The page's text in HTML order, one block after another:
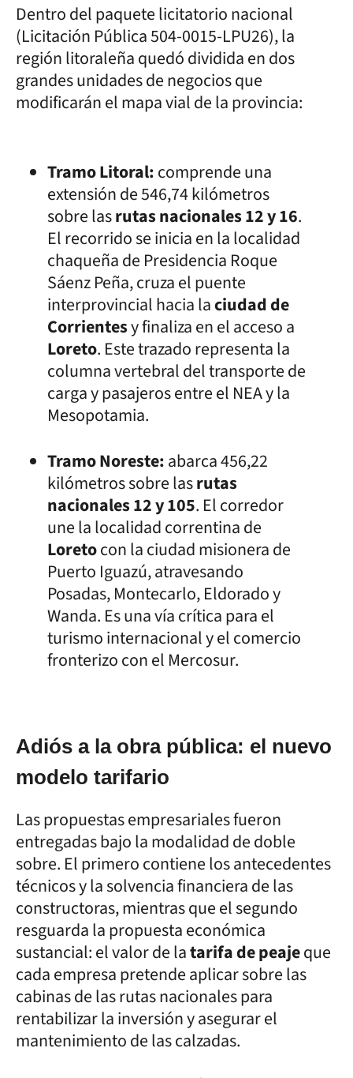
Dentro del paquete licitatorio nacional
(Licitación Pública 504-0015-LPU26), la
región litoraleña quedó dividida en dos
grandes unidades de negocios que
modificarán el mapa vial de la provincia:
Tramo Litoral:comprende una
extensión de 546,74 kilómetros
sobre lasrutas nacionales 12 y 16.
El recorrido se inicia en la localidad
chaqueña de Presidencia Roque
Sáenz Peña, cruza el puente
interprovincial hacia laciudad de
Corrientesy finaliza en el acceso a
Loreto. Este trazado representa la
columna vertebral del transporte de
carga y pasajeros entre el NEA y la
Mesopotamia.
Tramo Noreste:abarca 456,22
kilómetros sobre lasrutas
nacionales 12 y 105. El corredor
une la localidad correntina de
Loretocon la ciudad misionera de
Puerto Iguazú, atravesando
Posadas, Montecarlo, Eldorado y
Wanda. Es una vía crítica para el
turismo internacional y el comercio
fronterizo con el Mercosur.
Adiós a la obra pública: el nuevo
modelo tarifario
Las propuestas empresariales fueron
entregadas bajo la modalidad de doble
sobre. El primero contiene los antecedentes
técnicos y la solvencia financiera de las
constructoras, mientras que el segundo
resguarda la propuesta económica
sustancial: el valor de latarifa de peajeque
cada empresa pretende aplicar sobre las
cabinas de las rutas nacionales para
rentabilizar la inversión y asegurar el
mantenimiento de las calzadas.